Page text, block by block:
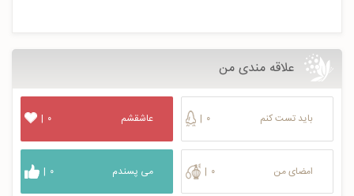
علاقه مندی من
باید تست کنم | ۰
امضای من | ۰
عاشقشم | ۰
می پسندم | ۰